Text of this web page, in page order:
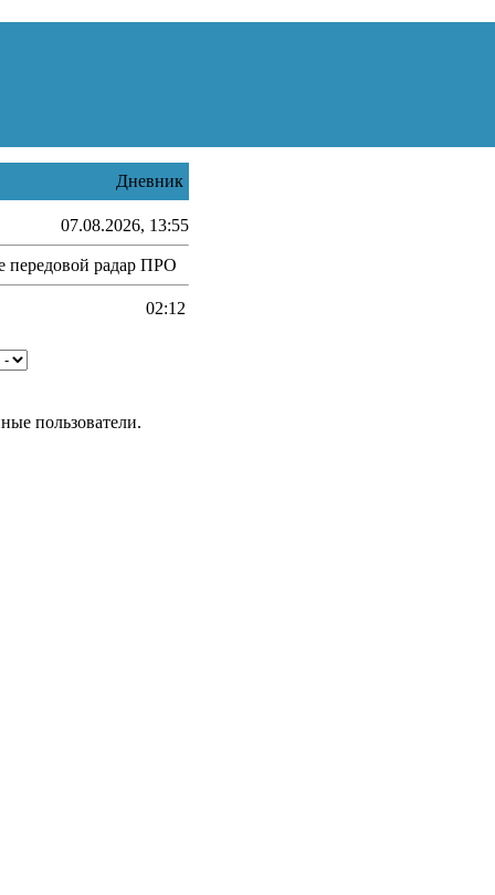
Дневник
07.08.2026, 13:55
радар ПРО
02:12
пользователи.